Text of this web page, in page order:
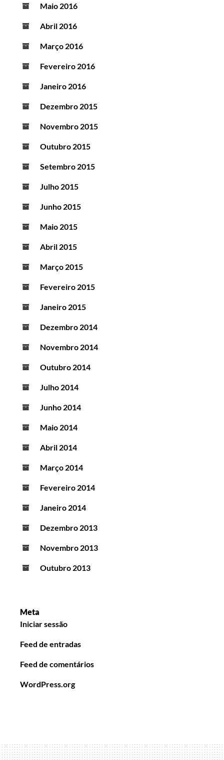
Maio 2016
Abril 2016
Março 2016
Fevereiro 2016
Janeiro 2016
Dezembro 2015
Novembro 2015
Outubro 2015
Setembro 2015
Julho 2015
Junho 2015
Maio 2015
Abril 2015
Março 2015
Fevereiro 2015
Janeiro 2015
Dezembro 2014
Novembro 2014
Outubro 2014
Julho 2014
Junho 2014
Maio 2014
Abril 2014
Março 2014
Fevereiro 2014
Janeiro 2014
Dezembro 2013
Novembro 2013
Outubro 2013
Meta
Iniciar sessão
Feed de entradas
Feed de comentários
WordPress.org